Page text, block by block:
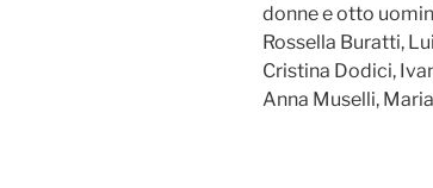
donne e otto
Rossella Buratti,
Cristina Dodici,
Anna Muselli,